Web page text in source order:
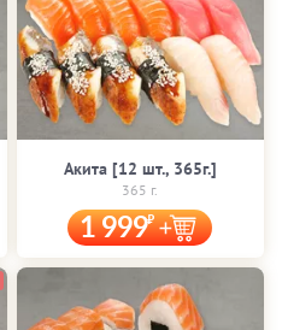
Акита [12 шт., 365г.]
365 г.
1 999